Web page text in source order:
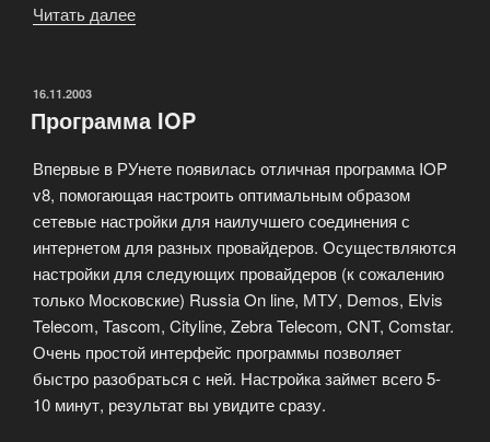
Читать далее
ОПУБЛИКОВАНО
16.11.2003
Программа IOP
Впервые в РУнете появилась отличная программа IOP
v8, помогающая настроить оптимальным образом
сетевые настройки для наилучшего соединения с
интернетом для разных провайдеров. Осуществляются
настройки для следующих провайдеров (к сожалению
только Московские) Russia On line, МТУ, Demos, Elvis
Telecom, Tascom, Cityline, Zebra Telecom, CNT, Comstar.
Очень простой интерфейс программы позволяет
быстро разобраться с ней. Настройка займет всего 5-
10 минут, результат вы увидите сразу.